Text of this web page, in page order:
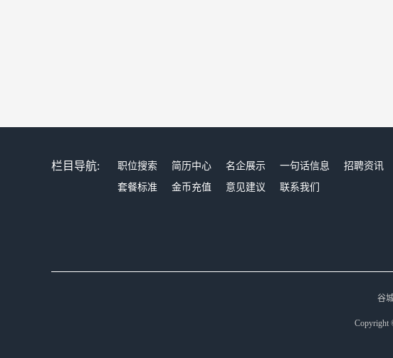
栏目导航: 职位搜索 简历中心 名企展示 一句话信息 招聘资讯
套餐标准
金币充值 意见建议 联系我们
谷
Copyright